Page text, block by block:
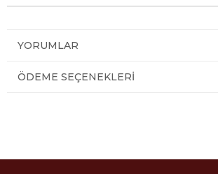
YORUMLAR
ÖDEME SEÇENEKLERI